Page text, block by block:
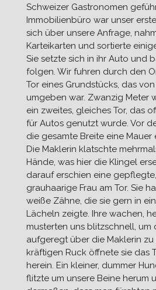
Schweizer Gastronomen
Immobilienbüro war unser
sich über unsere Anfrage,
Karteikarten und sortierte
Sie setzte sich in ihr Auto und
folgen. Wir fuhren durch den
Tor eines Grundstücks, das
umgeben war. Zwanzig Meter
ein zweites, gleiches Tor, das
für Autos genutzt wurde. Vor
die gesamte Breite eine
Die Maklerin klatschte
Hände, was hier die Klingel
darauf erschien eine
grauhaarige Frau am Tor. Sie
weiße Zähne, die sie gern in
Lächeln zeigte. Ihre wachen,
musterten uns blitzschnell, um
aufgeregt über die Maklerin zu
kräftigen Ruck öffnete sie das
herein. Ein kleiner, dummer
flitzte um unsere Beine herum